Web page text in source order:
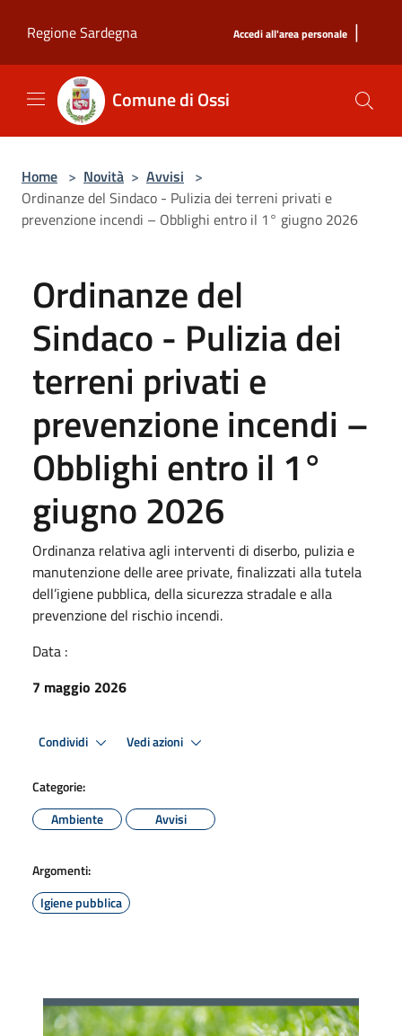
Regione Sardegna
Accedi all'area personale |
Comune di Ossi
Home > Novità > Avvisi >
Ordinanze del Sindaco - Pulizia dei terreni privati e
prevenzione incendi – Obblighi entro il 1° giugno 2026
Ordinanze del
Sindaco - Pulizia dei
terreni privati e
prevenzione incendi –
Obblighi entro il 1°
giugno 2026
Ordinanza relativa agli interventi di diserbo, pulizia e
manutenzione delle aree private, finalizzati alla tutela
dell’igiene pubblica, della sicurezza stradale e alla
prevenzione del rischio incendi.
Data :
7 maggio 2026
Condividi Vedi azioni
Categorie:
Ambiente
Avvisi
Argomenti:
Igiene pubblica